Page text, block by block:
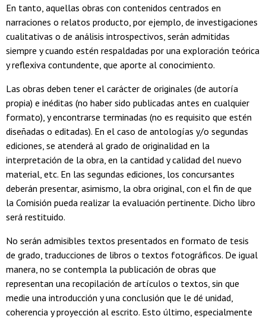
En tanto, aquellas obras con contenidos centrados en
narraciones o relatos producto, por ejemplo, de investigaciones
cualitativas o de análisis introspectivos, serán admitidas
siempre y cuando estén respaldadas por una exploración teórica
y reflexiva contundente, que aporte al conocimiento.
Las obras deben tener el carácter de originales (de autoría
propia) e inéditas (no haber sido publicadas antes en cualquier
formato), y encontrarse terminadas (no es requisito que estén
diseñadas o editadas). En el caso de antologías y/o segundas
ediciones, se atenderá al grado de originalidad en la
interpretación de la obra, en la cantidad y calidad del nuevo
material, etc. En las segundas ediciones, los concursantes
deberán presentar, asimismo, la obra original, con el fin de que
la Comisión pueda realizar la evaluación pertinente. Dicho libro
será restituido.
No serán admisibles textos presentados en formato de tesis
de grado, traducciones de libros o textos fotográficos. De igual
manera, no se contempla la publicación de obras que
representan una recopilación de artículos o textos, sin que
medie una introducción y una conclusión que le dé unidad,
coherencia y proyección al escrito. Esto último, especialmente